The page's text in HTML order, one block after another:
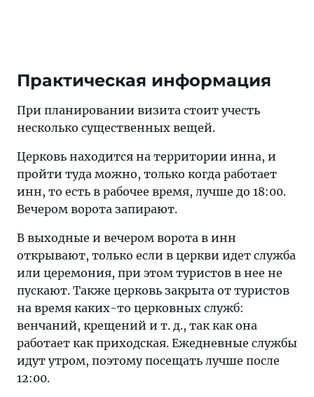
Практическая информация
При планировании визита стоит учесть
несколько существенных вещей.
Церковь находится на территории инна, и
пройти туда можно, только когда работает
инн, то есть в рабочее время, лучше до 18:00.
Вечером ворота запирают.
В выходные и вечером ворота в инн
открывают, только если в церкви идет служба
или церемония, при этом туристов в нее не
пускают. Также церковь закрыта от туристов
на время каких-то церковных служб:
венчаний, крещений и т. д., так как она
работает как приходская. Ежедневные службы
идут утром, поэтому посещать лучше после
12:00.